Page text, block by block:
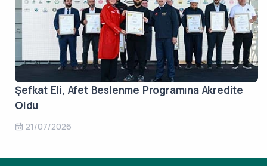
Şefkat Eli, Afet Beslenme Programına Akredite
Oldu
21/07/2026